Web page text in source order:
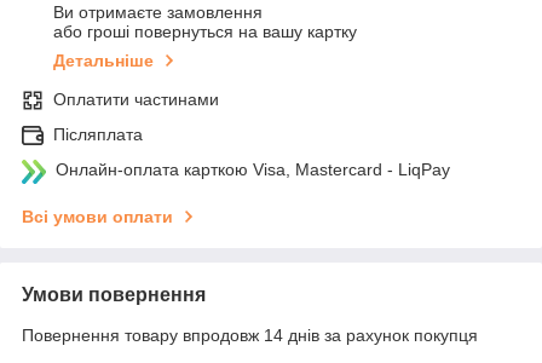
Ви отримаєте замовлення
або гроші повернуться на вашу картку
Детальніше
Оплатити частинами
Післяплата
Онлайн-оплата карткою Visa, Mastercard - LiqPay
Всі умови оплати
Умови повернення
Повернення товару впродовж 14 днів за рахунок покупця